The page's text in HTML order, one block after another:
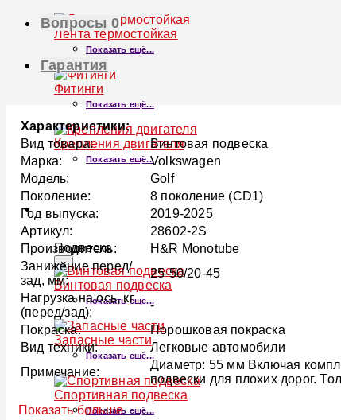
Лента термостойкая
Показать ещё...
Фитинги
Показать ещё...
Крепления двигателя
Показать ещё...
ПОДВЕСКА
Подвеска
×
Винтовая подвеска
Показать ещё...
Запасные части
Показать ещё...
Спортивная подвеска
Показать ещё...
Вопросы 0
Гарантия
Характеристики:
Вид товара:
Винтовая подвеска
Марка:
Volkswagen
Модель:
Golf
Поколение:
8 поколение (CD1)
Год выпуска:
2019-2025
Артикул:
28602-2S
Производитель:
H&R Monotube
Занижение перед/
зад, мм:
25-50/20-45
Нагрузка на ось, кг
(перед/зад):
-
Покраска:
Порошковая покраска
Вид техники:
Легковые автомобили
Примечание:
Диаметр: 55 мм Включая
подвески для плохих дорог.
Показать больше